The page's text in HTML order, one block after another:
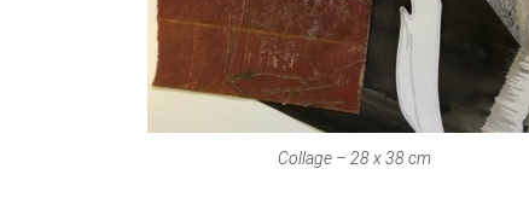
Collage – 28 x 38 cm